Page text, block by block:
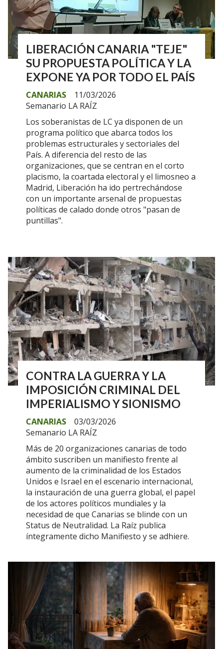
LIBERACIÓN CANARIA "TEJE"
SU PROPUESTA POLÍTICA Y LA
EXPONE YA POR TODO EL PAÍS
Semanario LA RAÍZ
CANARIAS 11/03/2026
Los soberanistas de LC ya disponen de un
programa político que abarca todos los
problemas estructurales y sectoriales del
País. A diferencia del resto de las
organizaciones, que se centran en el corto
placismo, la coartada electoral y el limosneo a
Madrid, Liberación ha ido pertrechándose
con un importante arsenal de propuestas
políticas de calado donde otros "pasan de
puntillas".
CONTRA LA GUERRA Y LA
IMPOSICIÓN CRIMINAL DEL
IMPERIALISMO Y SIONISMO
Semanario LA RAÍZ
CANARIAS 03/03/2026
Más de 20 organizaciones canarias de todo
ámbito suscriben un manifiesto frente al
aumento de la criminalidad de los Estados
Unidos e Israel en el escenario internacional,
la instauración de una guerra global, el papel
de los actores políticos mundiales y la
necesidad de que Canarias se blinde con un
Status de Neutralidad. La Raíz publica
íntegramente dicho Manifiesto y se adhiere.